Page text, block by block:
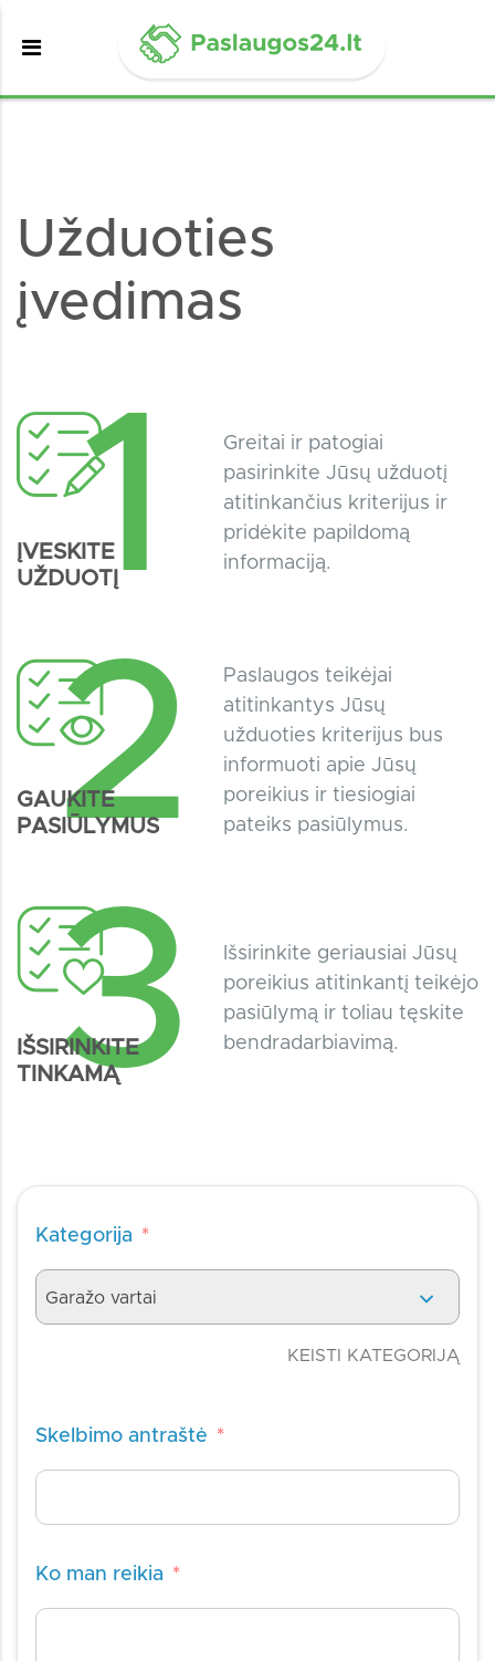
Užduoties
įvedimas
1
ĮVESKITE
UŽDUOTĮ
Greitai ir patogiai
pasirinkite Jūsų užduotį
atitinkančius kriterijus ir
pridėkite papildomą
informaciją.
2
GAUKITE
PASIŪLYMUS
Paslaugos teikėjai
atitinkantys Jūsų
užduoties kriterijus bus
informuoti apie Jūsų
poreikius ir tiesiogiai
pateiks pasiūlymus.
3
IŠSIRINKITE
TINKAMĄ
Išsirinkite geriausiai Jūsų
poreikius atitinkantį teikėjo
pasiūlymą ir toliau tęskite
bendradarbiavimą.
Kategorija *
Garažo vartai
KEISTI KATEGORIJĄ
Skelbimo antraštė *
Ko man reikia *